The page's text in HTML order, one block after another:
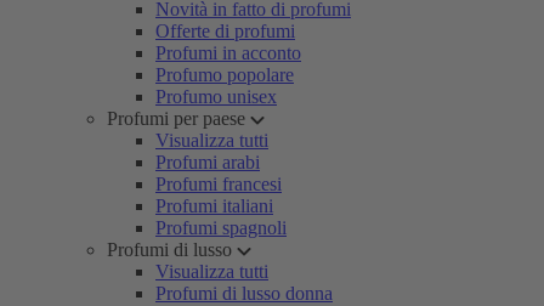
Novità in fatto di profumi
Offerte di profumi
Profumi in acconto
Profumo popolare
Profumo unisex
Profumi per paese
Visualizza tutti
Profumi arabi
Profumi francesi
Profumi italiani
Profumi spagnoli
Profumi di lusso
Visualizza tutti
Profumi di lusso donna